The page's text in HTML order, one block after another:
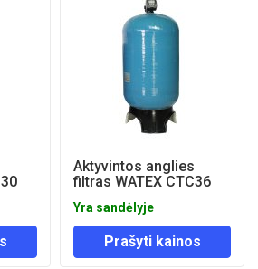
Aktyvintos anglies
filtras WATEX CTC36
Yra sandėlyje
Prašyti kainos